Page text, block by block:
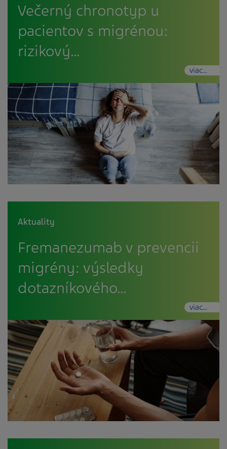
Večerný chronotyp u
pacientov s migrénou:
rizikový…
viac...
Aktuality
Fremanezumab v prevencii
migrény: výsledky
dotazníkového…
viac...